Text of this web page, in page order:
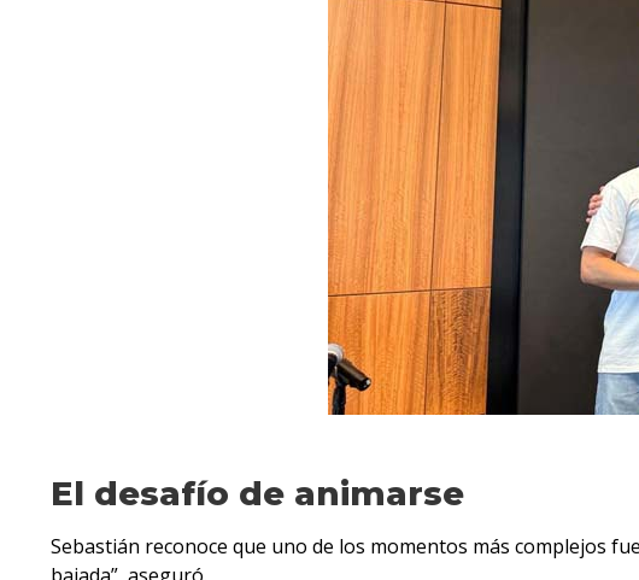
El desafío de animarse
Sebastián reconoce que uno de los momentos más complejos